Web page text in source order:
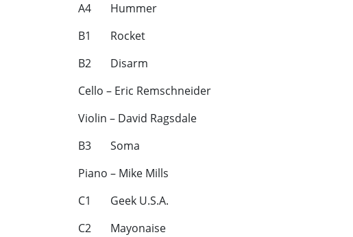
A4 Hummer
B1 Rocket
B2 Disarm
Cello – Eric Remschneider
Violin – David Ragsdale
B3 Soma
Piano – Mike Mills
C1 Geek U.S.A.
C2 Mayonaise